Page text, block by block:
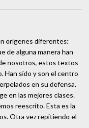
orígenes diferentes:
de alguna manera han
nosotros, estos textos
Han sido y son el centro
en su defensa.
en las mejores clases.
reescrito. Esta es la
Otra vez repitiendo el